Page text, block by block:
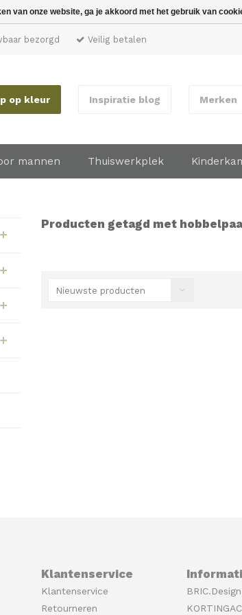
bezorgd Veilig betalen
op kleur Inspiratie blog Merken
mannen Thuiswerkplek
Producten getagd met
Nieuwste producten
Klantenservice
Klantenservice
Retourneren
BRIC.Design
van onze website, ga je akkoord met het gebruik van